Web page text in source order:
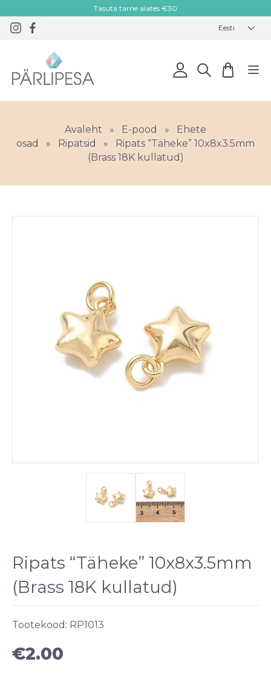
Tasuta tarne alates €30
Eesti
Avaleht » E-pood »
Ehete
osad
» Ripatsid »
Ripats “Täheke” 10x8x3.5mm
(Brass 18K kullatud)
Ripats “Täheke” 10x8x3.5mm
(Brass 18K kullatud)
Tootekood: RP1013
€2.00